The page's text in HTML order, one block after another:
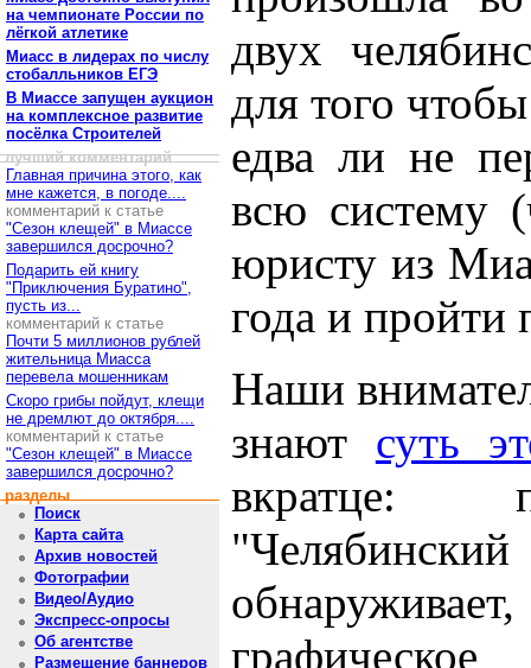
на чемпионате России по
лёгкой атлетике
Миасс в лидерах по числу
стобалльников ЕГЭ
В Миассе запущен аукцион
на комплексное развитие
посёлка Строителей
лучший комментарий
Главная причина этого, как
мне кажется, в погоде....
комментарий к статье
"Сезон клещей" в Миассе
завершился досрочно?
Подарить ей книгу
"Приключения Буратино",
пусть из...
комментарий к статье
Почти 5 миллионов рублей
жительница Миасса
перевела мошенникам
Скоро грибы пойдут, клещи
не дремлют до октября....
комментарий к статье
"Сезон клещей" в Миассе
завершился досрочно?
разделы
Поиск
Карта сайта
Архив новостей
Фотографии
Видео/Аудио
Экспресс-опросы
Об агентстве
Размещение баннеров
двух
для того
едва ли не
всю систему
юристу из
года и пройти
Наши
знают суть
вкратце:
графическое